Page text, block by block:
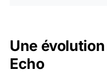
Une
Echo